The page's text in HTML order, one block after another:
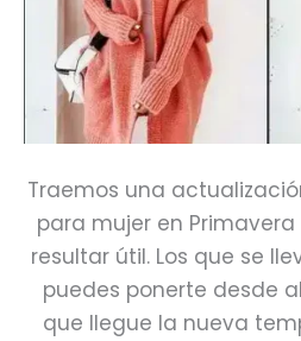
Traemos una
para mujer en
resultar útil. Los que se
puedes ponerte desde
que llegue la nueva